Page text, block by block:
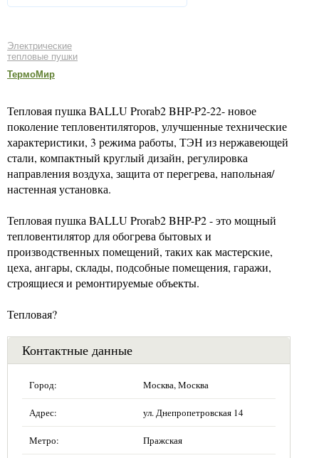
Электрические
тепловые пушки
ТермоМир
Тепловая пушка BALLU Prorab2 BHP-P2-22- новое
поколение тепловентиляторов, улучшенные технические
характеристики, 3 режима работы, ТЭН из нержавеющей
стали, компактный круглый дизайн, регулировка
направления воздуха, защита от перегрева, напольная/
настенная установка.
Тепловая пушка BALLU Prorab2 BHP-P2 - это мощный
тепловентилятор для обогрева бытовых и
производственных помещений, таких как мастерские,
цеха, ангары, склады, подсобные помещения, гаражи,
строящиеся и ремонтируемые объекты.
Тепловая?
Контактные данные
Город: Москва, Москва
Адрес: ул. Днепропетровская 14
Метро: Пражская